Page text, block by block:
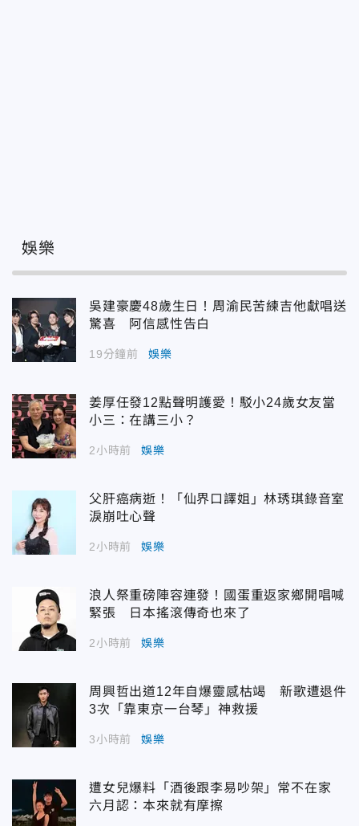
娛樂
吳建豪慶48歲生日！周渝民苦練吉他獻唱送
驚喜 阿信感性告白
19分鐘前 娛樂
姜厚任發12點聲明護愛！駁小24歲女友當
小三：在講三小？
2小時前 娛樂
父肝癌病逝！「仙界口譯姐」林琇琪錄音室
淚崩吐心聲
2小時前 娛樂
浪人祭重磅陣容連發！國蛋重返家鄉開唱喊
緊張 日本搖滾傳奇也來了
2小時前 娛樂
周興哲出道12年自爆靈感枯竭 新歌遭退件
3次「靠東京一台琴」神救援
3小時前 娛樂
遭女兒爆料「酒後跟李易吵架」常不在家
六月認：本來就有摩擦